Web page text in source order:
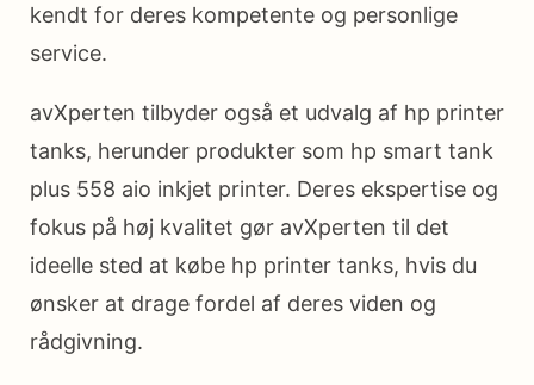
kendt for deres kompetente og personlige
service.
avXperten tilbyder også et udvalg af hp printer
tanks, herunder produkter som hp smart tank
plus 558 aio inkjet printer. Deres ekspertise og
fokus på høj kvalitet gør avXperten til det
ideelle sted at købe hp printer tanks, hvis du
ønsker at drage fordel af deres viden og
rådgivning.